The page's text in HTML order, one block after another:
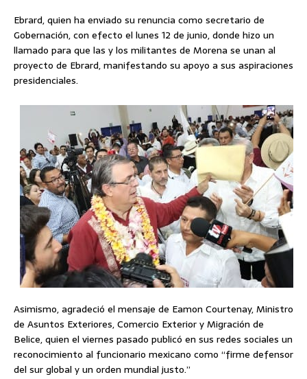
Ebrard, quien ha enviado su renuncia como secretario de
Gobernación, con efecto el lunes 12 de junio, donde hizo un
llamado para que las y los militantes de Morena se unan al
proyecto de Ebrard, manifestando su apoyo a sus aspiraciones
presidenciales.
Asimismo, agradeció el mensaje de Eamon Courtenay, Ministro
de Asuntos Exteriores, Comercio Exterior y Migración de
Belice, quien el viernes pasado publicó en sus redes sociales un
reconocimiento al funcionario mexicano como “firme defensor
del sur global y un orden mundial justo.”